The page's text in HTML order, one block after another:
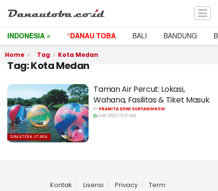
INDONESIA » °DANAU TOBA BALI BANDUNG
Home Tag Kota Medan
Tag:Kota Medan
SUMATERA UTARA
Taman Air Percut: Lokasi,
Wahana, Fasilitas & Tiket Masuk
BYPRAMITA DEWI SURYANINGSIH
2 MEI 2023 | 15:37 WIB
Kontak Lisensi Privacy Term